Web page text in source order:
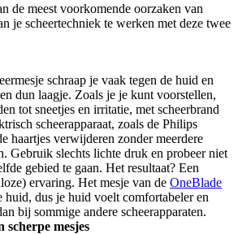
de meest voorkomende oorzaken van
je scheertechniek te werken met deze twee
schraap je vaak tegen de huid en
dun laagje. Zoals je je kunt voorstellen,
tot sneetjes en irritatie, met scheerbrand
scheerapparaat, zoals de Philips
haartjes verwijderen zonder meerdere
Gebruik slechts lichte druk en probeer niet
gebied te gaan. Het resultaat? Een
ervaring. Het mesje van de OneBlade
dus je huid voelt comfortabeler en
bij sommige andere scheerapparaten.
scherpe mesjes